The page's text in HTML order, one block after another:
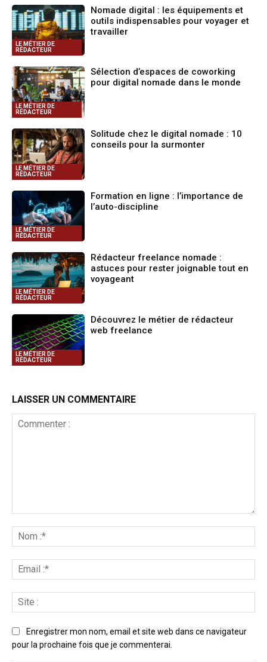
LE MÉTIER DE
RÉDACTEUR
Nomade digital : les équipements et
outils indispensables pour voyager et
travailler
LE MÉTIER DE
RÉDACTEUR
Sélection d’espaces de coworking
pour digital nomade dans le monde
LE MÉTIER DE
RÉDACTEUR
Solitude chez le digital nomade : 10
conseils pour la surmonter
LE MÉTIER DE
RÉDACTEUR
Formation en ligne : l’importance de
l’auto-discipline
LE MÉTIER DE
RÉDACTEUR
Rédacteur freelance nomade :
astuces pour rester joignable tout en
voyageant
LE MÉTIER DE
RÉDACTEUR
Découvrez le métier de rédacteur
web freelance
LAISSER UN COMMENTAIRE
Enregistrer mon nom, email et site web dans ce navigateur
pour la prochaine fois que je commenterai.